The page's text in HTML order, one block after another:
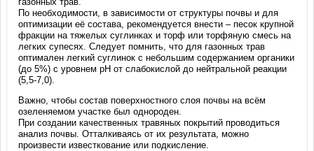
По необходимости, в зависимости от структуры почвы и для
оптимизации её состава, рекомендуется внести – песок крупной
фракции на тяжелых суглинках и торф или торфяную смесь на
легких супесях. Следует помнить, что для газонных трав
оптимален легкий суглинок с небольшим содержанием органики
(до 5%) с уровнем рН от слабокислой до нейтральной реакции
(5,5-7,0).
Важно, чтобы состав поверхностного слоя почвы на всём
озеленяемом участке был однороден.
При создании качественных травяных покрытий проводиться
анализ почвы. Отталкиваясь от их результата, можно
произвести известкование или подкисление.